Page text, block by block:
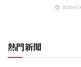
2026-
熱門新聞